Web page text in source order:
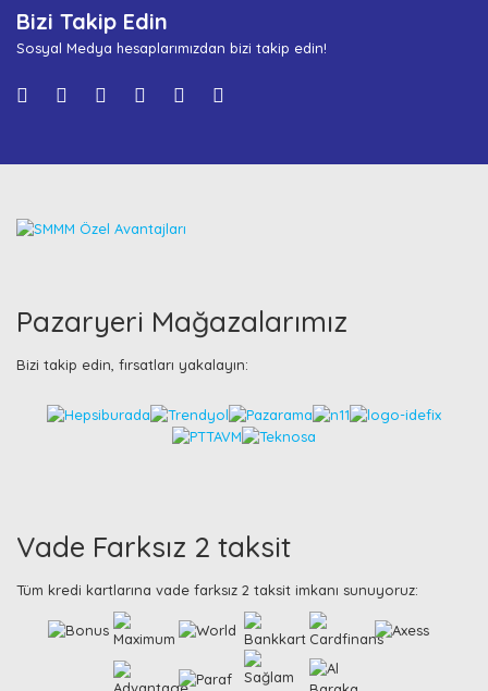
Bizi Takip Edin
Sosyal Medya hesaplarımızdan bizi takip edin!
Pazaryeri Mağazalarımız
Bizi takip edin, fırsatları yakalayın:
Vade Farksız 2 taksit
Tüm kredi kartlarına vade farksız 2 taksit imkanı sunuyoruz: